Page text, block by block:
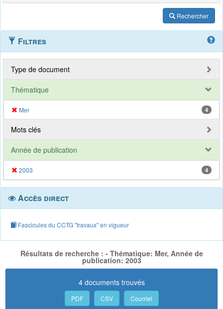
Rechercher
Filtres
Type de document
Thématique
Mer 4
Mots clés
Année de publication
2003 4
Accès direct
Fascicules du CCTG "travaux" en vigueur
Résultats de recherche : - Thématique: Mer, Année de
publication: 2003
4 documents trouvés
PDF CSV Courriel